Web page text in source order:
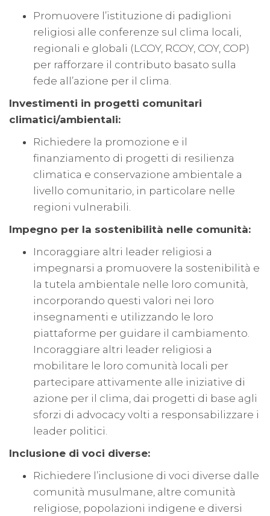
Promuovere l’istituzione di padiglioni
religiosi alle conferenze sul clima locali,
regionali e globali (LCOY, RCOY, COY, COP)
per rafforzare il contributo basato sulla
fede all’azione per il clima.
Investimenti in progetti comunitari
climatici/ambientali:
Richiedere la promozione e il
finanziamento di progetti di resilienza
climatica e conservazione ambientale a
livello comunitario, in particolare nelle
regioni vulnerabili.
Impegno per la sostenibilità nelle comunità:
Incoraggiare altri leader religiosi a
impegnarsi a promuovere la sostenibilità e
la tutela ambientale nelle loro comunità,
incorporando questi valori nei loro
insegnamenti e utilizzando le loro
piattaforme per guidare il cambiamento.
Incoraggiare altri leader religiosi a
mobilitare le loro comunità locali per
partecipare attivamente alle iniziative di
azione per il clima, dai progetti di base agli
sforzi di advocacy volti a responsabilizzare i
leader politici.
Inclusione di voci diverse:
Richiedere l’inclusione di voci diverse dalle
comunità musulmane, altre comunità
religiose, popolazioni indigene e diversi